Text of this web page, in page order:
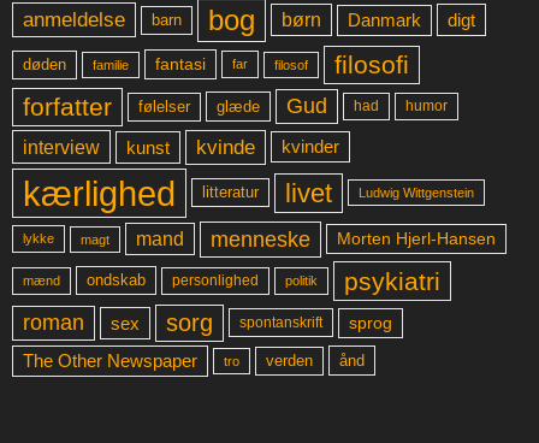
anmeldelse barn bog børn Danmark digt
døden familie fantasi far filosof
filosofi
forfatter
følelser glæde Gud had humor
interview kunst kvinde kvinder
kærlighed litteratur livet Ludwig Wittgenstein
lykke magt mand menneske Morten Hjerl-Hansen
mænd ondskab personlighed politik psykiatri
roman sex sorg spontanskrift sprog
The Other Newspaper tro verden ånd